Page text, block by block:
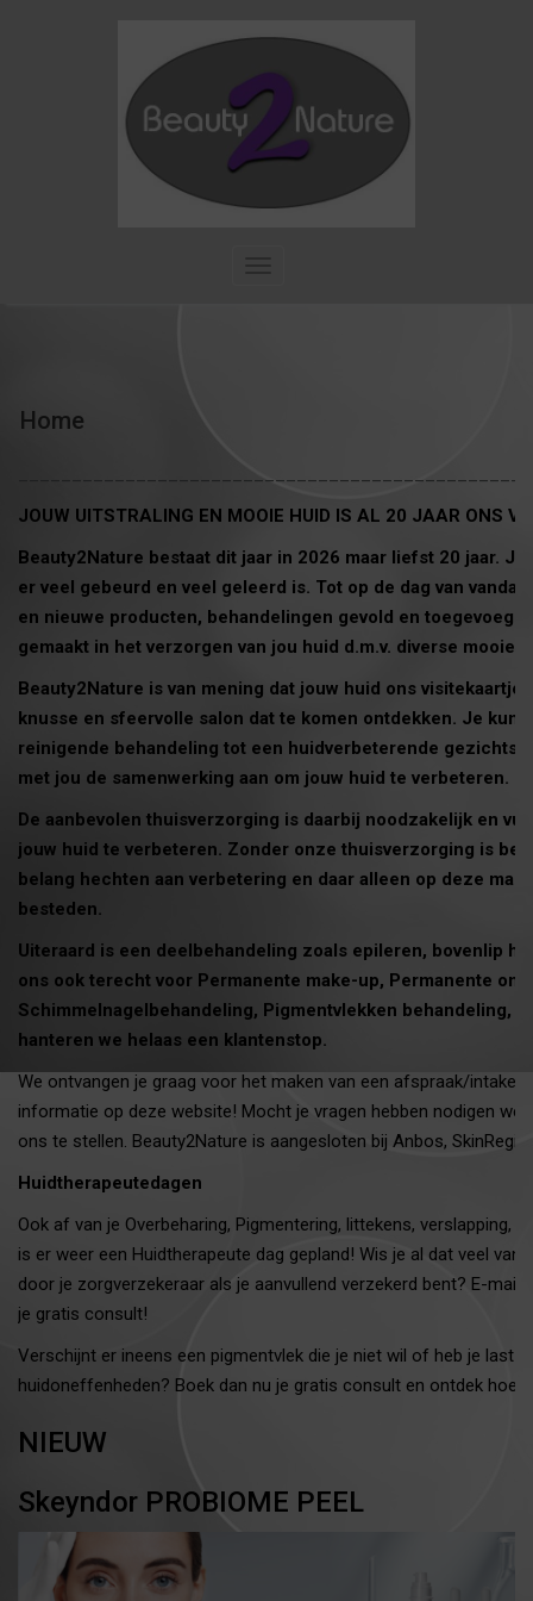
i
g
a
t
o
n
Home
JOUW UITSTRALING EN MOOIE HUID IS AL 20 JAAR ONS
Beauty2Nature bestaat dit jaar in 2026 maar liefst 20 jaar.
er veel gebeurd en veel geleerd is. Tot op de dag van
en nieuwe producten, behandelingen gevold en
gemaakt in het verzorgen van jou huid d.m.v. diverse mooie
Beauty2Nature is van mening dat jouw huid ons
knusse en sfeervolle salon dat te komen ontdekken. Je
reinigende behandeling tot een huidverbeterende
met jou de samenwerking aan om jouw huid te verbeteren.
De aanbevolen thuisverzorging is daarbij noodzakelijk en
jouw huid te verbeteren. Zonder onze thuisverzorging is
belang hechten aan verbetering en daar alleen op deze
besteden.
Uiteraard is een deelbehandeling zoals epileren, bovenlip
ons ook terecht voor Permanente make-up, Permanente
Schimmelnagelbehandeling, Pigmentvlekken behandeling,
hanteren we helaas een klantenstop.
We ontvangen je graag voor het maken van een afspraak/
informatie op deze website! Mocht je vragen hebben nodigen we
ons te stellen. Beauty2Nature is aangesloten bij Anbos,
Huidtherapeutedagen
Ook af van je Overbeharing, Pigmentering, littekens, verslapping,
is er weer een Huidtherapeute dag gepland! Wis je al dat veel van
door je zorgverzekeraar als je aanvullend verzekerd bent? E-mail:
je gratis consult!
Verschijnt er ineens een pigmentvlek die je niet wil of heb je last
huidoneffenheden? Boek dan nu je gratis consult en ontdek hoe
NIEUW
Skeyndor PROBIOME PEEL